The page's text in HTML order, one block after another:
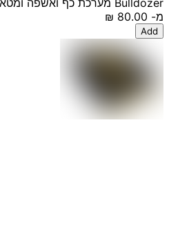
מ-
Add